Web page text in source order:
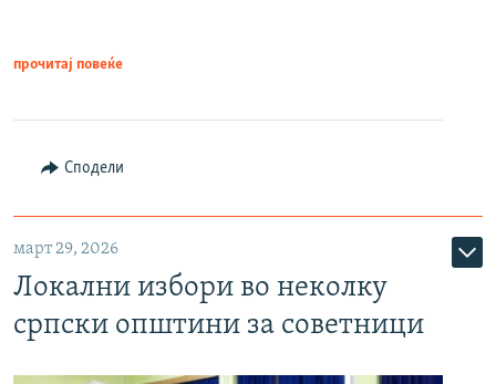
прочитај повеќе
Сподели
март 29, 2026
Локални избори во неколку
српски општини за советници